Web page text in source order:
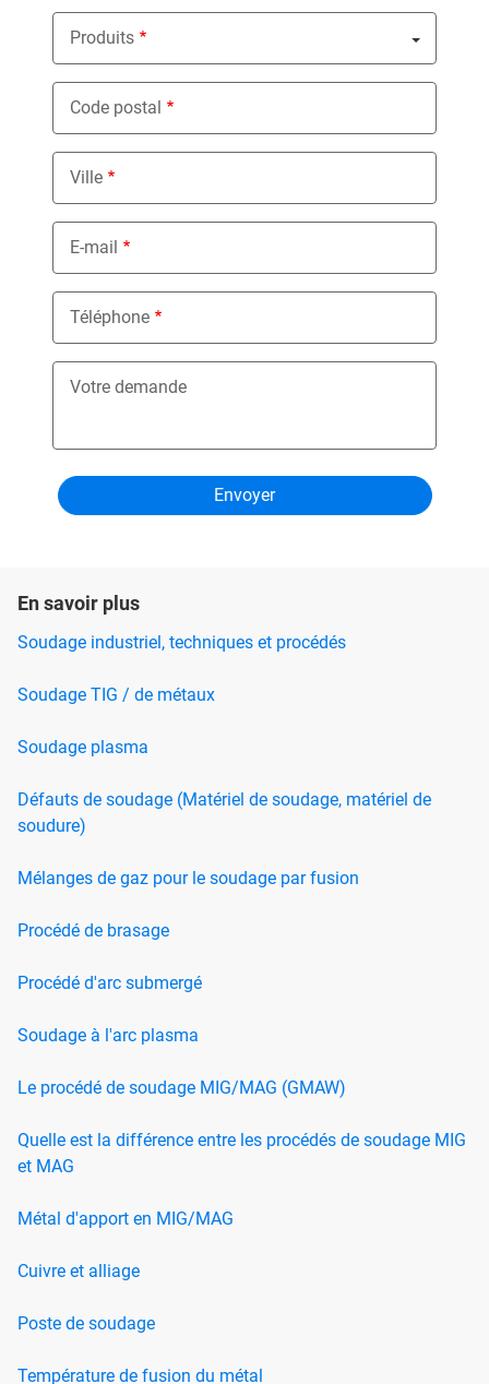
Produits
Nothing selected
Code postal
Ville
E-mail
Téléphone
Votre demande
En savoir plus
Soudage industriel, techniques et procédés
Soudage TIG / de métaux
Soudage plasma
Défauts de soudage (Matériel de soudage, matériel de
soudure)
Mélanges de gaz pour le soudage par fusion
Procédé de brasage
Procédé d'arc submergé
Soudage à l'arc plasma
Le procédé de soudage MIG/MAG (GMAW)
Quelle est la différence entre les procédés de soudage MIG
et MAG
Métal d'apport en MIG/MAG
Cuivre et alliage
Poste de soudage
Température de fusion du métal